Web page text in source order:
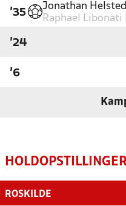
'35
Jonathan
Raphael Libonati
'24
'6
HOLDOPSTILLINGER
ROSKILDE